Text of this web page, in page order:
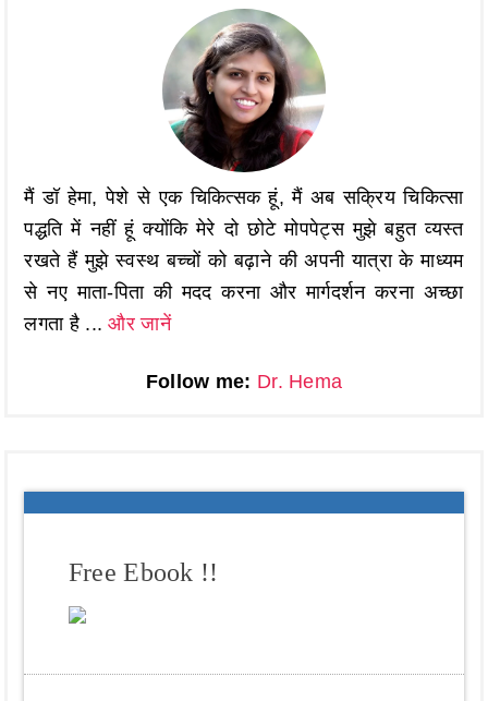
मैं डॉ हेमा, पेशे से एक चिकित्सक हूं, मैं अब सक्रिय चिकित्सा
पद्धति में नहीं हूं क्योंकि मेरे दो छोटे मोपपेट्स मुझे बहुत व्यस्त
रखते हैं मुझे स्वस्थ बच्चों को बढ़ाने की अपनी यात्रा के माध्यम
से नए माता-पिता की मदद करना और मार्गदर्शन करना अच्छा
लगता है ...और जानें
Follow me: Dr. Hema
Free Ebook !!